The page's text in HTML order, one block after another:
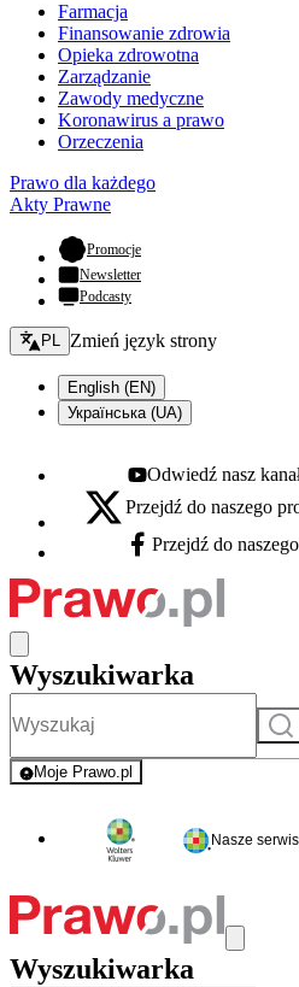
Farmacja
Finansowanie zdrowia
Opieka zdrowotna
Zarządzanie
Zawody medyczne
Koronawirus a prawo
Orzeczenia
Prawo dla każdego
Akty Prawne
Promocje- otwiera się w nowej karcie
Newsletter
Podcasty
Zmień język - bieżący:
PL Zmień język strony
English (EN)
Українська (UA)
Youtube - otwiera się w
Odwiedź nasz
X - otwiera się w nowej karcie
Przejdź do naszego
Facebook - otwiera się w
Przejdź do
Wyszukiwarka
Moje Prawo.pl
- rejestracja i logowanie do
Nasze
Wyszukiwarka